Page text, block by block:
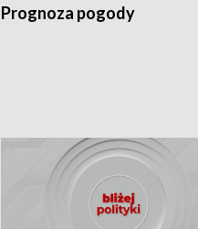
Prognoza pogody